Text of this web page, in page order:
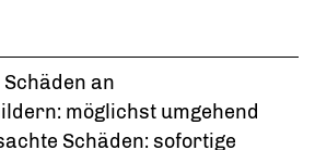
an
möglichst umgehend
Schäden: sofortige